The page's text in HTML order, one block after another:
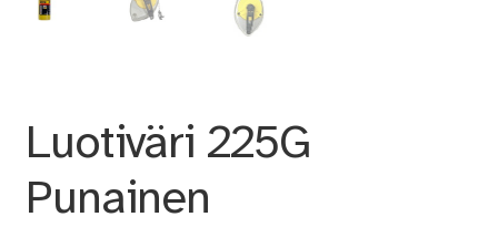
Luotiväri 225G
Punainen